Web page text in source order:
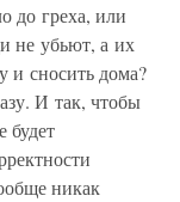
до греха, или
не убьют, а их
и сносить дома?
И так, чтобы
будет
никак